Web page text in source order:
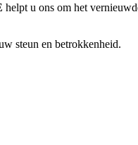
helpt u ons om het
steun en betrokkenheid.